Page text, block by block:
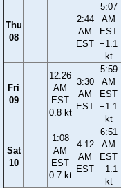
Thu
08
2:44
AM
EST
5:07
AM
EST
−1.1
kt
Fri
09
12:26
AM
EST
0.8 kt
3:30
AM
EST
5:59
AM
EST
−1.1
kt
Sat
10
1:08
AM
EST
0.7 kt
4:12
AM
EST
6:51
AM
EST
−1.1
kt